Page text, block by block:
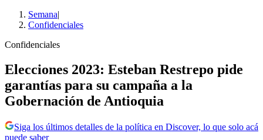
Semana|
Confidenciales
Confidenciales
Elecciones 2023: Esteban Restrepo pide
garantías para su campaña a la
Gobernación de Antioquia
Siga los últimos detalles de la política en Discover, lo que solo acá
puede saber